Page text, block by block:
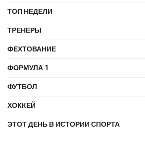
ТОП НЕДЕЛИ
ТРЕНЕРЫ
ФЕХТОВАНИЕ
ФОРМУЛА 1
ФУТБОЛ
ХОККЕЙ
ЭТОТ ДЕНЬ В ИСТОРИИ СПОРТА